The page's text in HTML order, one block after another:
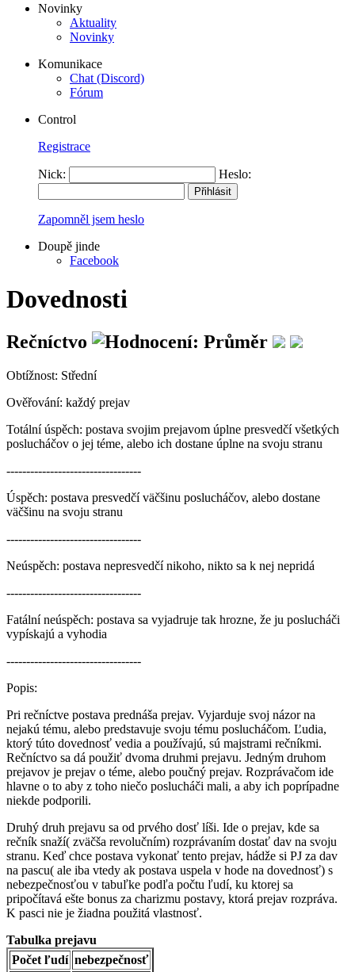
Novinky
Aktuality
Novinky
Komunikace
Chat (Discord)
Fórum
Control
Registrace
Nick: Heslo:
Zapomněl jsem heslo
Doupě jinde
Facebook
Dovednosti
Rečníctvo
Obtížnost: Střední
Ověřování: každý prejav
Totální úspěch: postava svojim prejavom úplne presvedčí všetkých
poslucháčov o jej téme, alebo ich dostane úplne na svoju stranu
----------------------------------
Úspěch: postava presvedčí väčšinu poslucháčov, alebo dostane
väčšinu na svoju stranu
----------------------------------
Neúspěch: postava nepresvedčí nikoho, nikto sa k nej nepridá
----------------------------------
Fatální neúspěch: postava sa vyjadruje tak hrozne, že ju poslucháči
vypískajú a vyhodia
----------------------------------
Popis:
Pri rečníctve postava prednáša prejav. Vyjarduje svoj názor na
nejakú tému, alebo predstavuje svoju tému poslucháčom. Ľudia,
ktorý túto dovednosť vedia a používajú, sú majstrami rečníkmi.
Rečníctvo sa dá použiť dvoma druhmi prejavu. Jedným druhom
prejavov je prejav o téme, alebo poučný prejav. Rozprávačom ide
hlavne o to aby z toho niečo poslucháči mali, a aby ich poprípadne
niekde podporili.
Druhý druh prejavu sa od prvého dosť líši. Ide o prejav, kde sa
rečník snaží( zväčša revolučním) rozprávaním dostať dav na svoju
stranu. Keď chce postava vykonať tento prejav, hádže si PJ za dav
na pascu( ale iba vtedy ak postava uspela v hode na dovednosť) s
nebezpečnosťou v tabuľke podľa počtu ľudí, ku ktorej sa
pripočítavá ešte bonus za charizmu postavy, ktorá prejav rozpráva.
K pasci nie je žiadna použitá vlastnosť.
Tabulka prejavu
Počet ľudí nebezpečnosť